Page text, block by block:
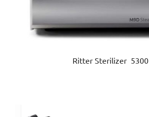
Ritter Sterilizer 5300